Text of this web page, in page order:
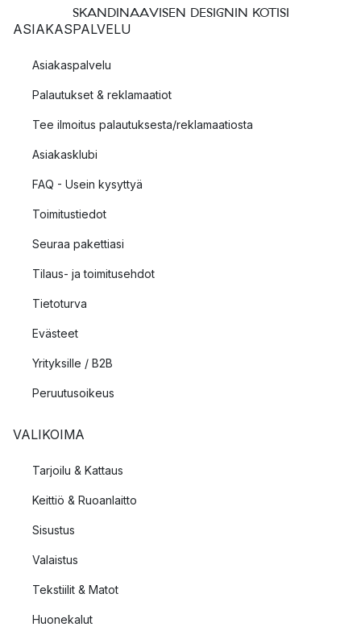
SKANDINAAVISEN DESIGNIN KOTISI
ASIAKASPALVELU
Asiakaspalvelu
Palautukset & reklamaatiot
Tee ilmoitus palautuksesta/reklamaatiosta
Asiakasklubi
FAQ - Usein kysyttyä
Toimitustiedot
Seuraa pakettiasi
Tilaus- ja toimitusehdot
Tietoturva
Evästeet
Yrityksille / B2B
Peruutusoikeus
VALIKOIMA
Tarjoilu & Kattaus
Keittiö & Ruoanlaitto
Sisustus
Valaistus
Tekstiilit & Matot
Huonekalut